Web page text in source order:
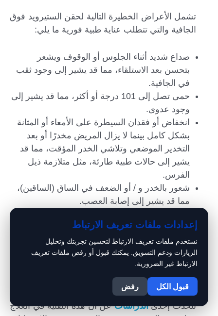
تشمل الأعراض الخطيرة التالية لحقن الستيرويد فوق
الجافية والتي تتطلب عناية طبية فورية ما يلي:
صداع شديد أثناء الجلوس أو الوقوف ويشعر
بتحسن بعد الاستلقاء، مما قد يشير إلى وجود ثقب
في الجافية.
حمى تصل إلى 101 درجة أو أكثر، مما قد يشير إلى
وجود عدوى.
انخفاض أو فقدان السيطرة على الأمعاء أو المثانة
بشكل كامل بينما لا يزال المريض مخدرًا أو بعد
التخدير الموضعي وتلاشي الخدر المؤقت، مما قد
يشير إلى حالات طبية طارئة، مثل متلازمة ذيل
الفرس.
شعور بالخدر و / أو الضعف في الساق (الساقين)،
مما قد يشير إلى إصابة العصب.
من المهم الاتصال بالطبيب على الفور في حالة
حدوث هذه الأعراض. بالإضافة إلى ذلك، يجب
مناقشة أي إزعاج أو شعور غير طبيعي مع الطبيب.
الدراسات حول علاج الديسك بالحقن
تتحدث إحدىالدراساتعن أن هذه التقنية في العلاج
إعدادات ملفات تعريف الارتباط
نستخدم ملفات تعريف الارتباط لتحسين تجربتك وتحليل
الزيارات ودعم التسويق. يمكنك قبول أو رفض ملفات تعريف
الارتباط غير الضرورية.
قبول الكل رفض